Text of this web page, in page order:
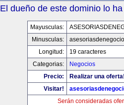
El dueño de este dominio lo
Mayusculas:
Minusculas:
Longitud:
19 caracteres
Categorias:
Negocios
Precio:
Realizar una
Visitar!
Serán consideradas